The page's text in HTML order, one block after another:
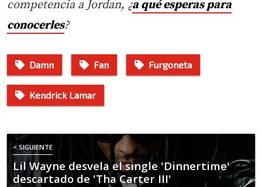
competencia a Jordan, ¿a qué esperas para
conocerles?
Damn Fan Furgoneta
Kendrick Lamar
< SIGUIENTE
Lil Wayne desvela el single 'Dinnertime'
descartado de 'Tha Carter III'